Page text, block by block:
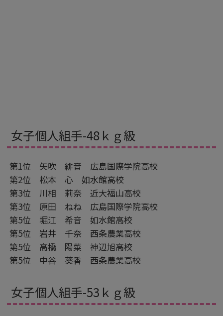
女子個人組手-48ｋｇ級
第1位 矢吹 緋音 広島国際学院高校
第2位 松本 心 如水館高校
第3位 川相 莉奈 近大福山高校
第3位 原田 ねね 広島国際学院高校
第5位 堀江 希音 如水館高校
第5位 岩井 千奈 西条農業高校
第5位 高橋 陽菜 神辺旭高校
第5位 中谷 葵香 西条農業高校
女子個人組手-53ｋｇ級